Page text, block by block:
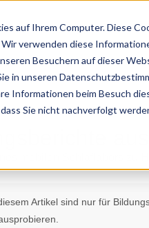
auf Ihrem Computer. Diese
verwenden diese
Besuchern auf dieser
in unseren
Informationen beim Besuch
Sie nicht nachverfolgt
Artikel sind nur für